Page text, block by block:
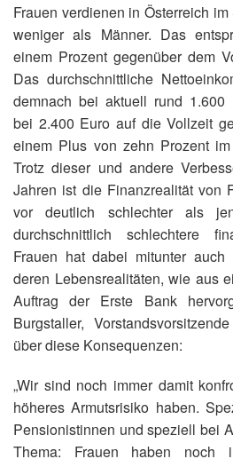
Frauen verdienen in Österreich
weniger als Männer. Das
einem Prozent gegenüber dem
Das durchschnittliche
demnach bei aktuell rund 1.600
bei 2.400 Euro auf die Vollzeit
einem Plus von zehn Prozent
Trotz dieser und andere
Jahren ist die Finanzrealität von
vor deutlich schlechter als
durchschnittlich schlechtere
Frauen hat dabei mitunter
deren Lebensrealitäten, wie aus
Auftrag der Erste Bank
Burgstaller,
über diese Konsequenzen:
„Wir sind noch immer damit
höheres Armutsrisiko haben.
Pensionistinnen und speziell bei
Thema: Frauen haben noch